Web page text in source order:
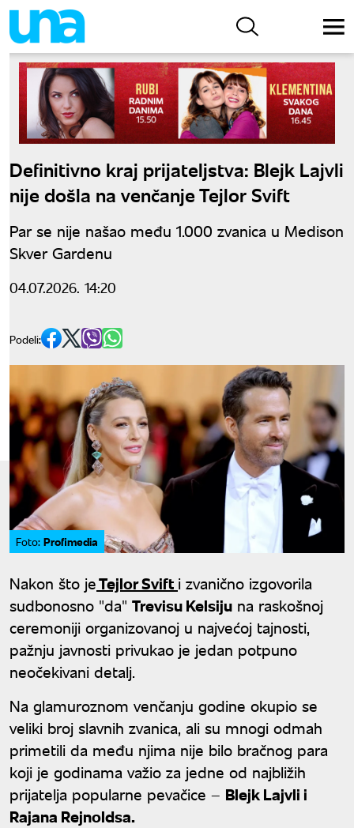
Definitivno kraj prijateljstva: Blejk Lajvli
nije došla na venčanje Tejlor Svift
Par se nije našao među 1.000 zvanica u Medison
Skver Gardenu
04.07.2026. 14:20
Podeli:
Foto: Profimedia
Nakon što jeTejlor Svift i zvanično izgovorila
sudbonosno "da" Trevisu Kelsiju na raskošnoj
ceremoniji organizovanoj u najvećoj tajnosti,
pažnju javnosti privukao je jedan potpuno
neočekivani detalj.
Na glamuroznom venčanju godine okupio se
veliki broj slavnih zvanica, ali su mnogi odmah
primetili da među njima nije bilo bračnog para
koji je godinama važio za jedne od najbližih
prijatelja popularne pevačice – Blejk Lajvli i
Rajana Rejnoldsa.